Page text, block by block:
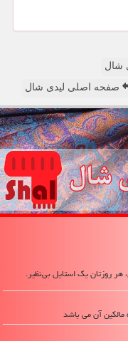
شال
صفحه اصلی لیدی شال
، هر روزتان یک استایل بی‌نظیر.